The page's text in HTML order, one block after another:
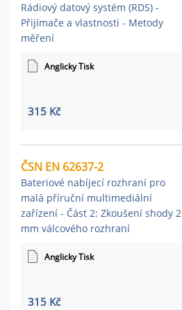
Rádiový datový systém (RDS) -
Přijímače a vlastnosti - Metody
měření
Anglicky Tisk
315 Kč
ČSN EN 62637-2
Bateriové nabíjecí rozhraní pro
malá příruční multimediální
zařízení - Část 2: Zkoušení shody 2
mm válcového rozhraní
Anglicky Tisk
315 Kč